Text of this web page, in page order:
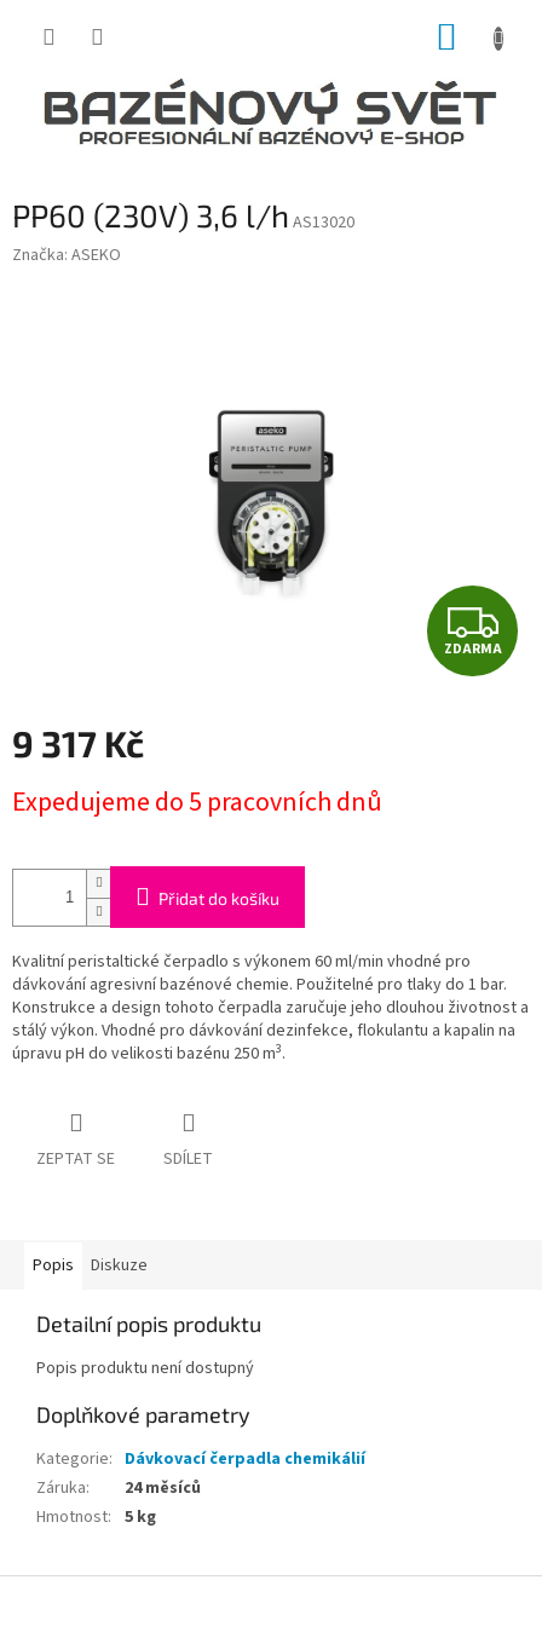
PP60 (230V) 3,6 l/h AS13020
Značka: ASEKO
Z
D
ZDARMA
9 317 Kč
cena:
Expedujeme do 5 pracovních dnů
Přidat do košíku
Kvalitní peristaltické čerpadlo s výkonem 60 ml/min vhodné pro
dávkování agresivní bazénové chemie. Použitelné pro tlaky do 1 bar.
Konstrukce a design tohoto čerpadla zaručuje jeho dlouhou životnost a
stálý výkon. Vhodné pro dávkování dezinfekce, flokulantu a kapalin na
úpravu pH do velikosti bazénu 250 m3.
ZEPTAT SE SDÍLET
Popis Diskuze
Detailní popis produktu
Popis produktu není dostupný
Doplňkové parametry
Kategorie: Dávkovací čerpadla chemikálií
Záruka:
24 měsíců
Hmotnost: 5 kg